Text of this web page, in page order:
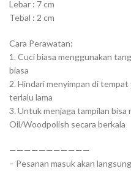
Lebar : 7 cm
Tebal : 2 cm
Cara Perawatan:
1. Cuci biasa menggunakan
biasa
2. Hindari menyimpan di
terlalu lama
3. Untuk menjaga tampilan
Oil/Woodpolish secara berkala
———————————
– Pesanan masuk akan